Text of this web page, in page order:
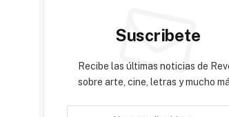
Suscribete
Recibe las últimas noticias de
sobre arte, cine, letras y mucho